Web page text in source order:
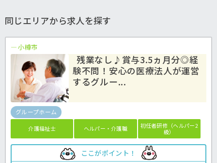
同じエリアから求人を探す
小樽市
残業なし♪賞与3.5ヵ月分◎経
験不問！安心の医療法人が運営
するグルー...
グループホーム
介護福祉士 ヘルパー・介護職
初任者研修（ヘルパー2
級）
ここがポイント！